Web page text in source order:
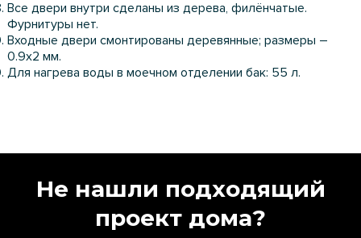
Все двери внутри сделаны из дерева, филёнчатые.
Фурнитуры нет.
Входные двери смонтированы деревянные; размеры –
0.9х2 мм.
Для нагрева воды в моечном отделении бак: 55 л.
Не нашли подходящий
проект дома?